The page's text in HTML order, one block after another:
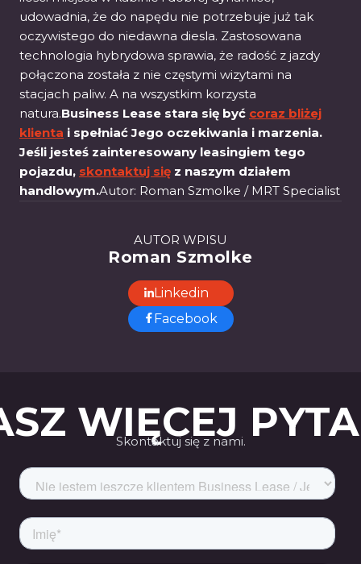
AUTOR WPISU
Roman Szmolke
Linkedin
Facebook
udowadnia, że do napędu nie potrzebuje już tak
oczywistego do niedawna diesla. Zastosowana
technologia hybrydowa sprawia, że radość z jazdy
połączona została z nie częstymi wizytami na
stacjach paliw. A na wszystkim korzysta
natura.Business Lease stara się być coraz bliżej
klienta i spełniać Jego oczekiwania i marzenia.
Jeśli jesteś zainteresowany leasingiem tego
pojazdu, skontaktuj się z naszym działem
handlowym.Autor: Roman Szmolke / MRT Specialist
WIĘCEJ
Skontaktuj się z nami.